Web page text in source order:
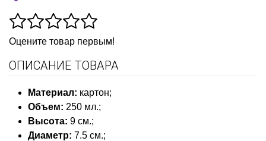
Оцените товар первым!
ОПИСАНИЕ ТОВАРА
Материал: картон;
Объем: 250 мл.;
Высота: 9 см.;
Диаметр: 7.5 см.;